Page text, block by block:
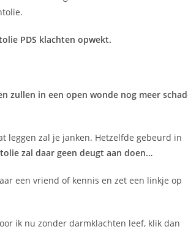
PDS klachten opwekt.
zullen in een open wonde nog meer
leggen zal je janken. Hetzelfde gebeurd in
zal daar geen deugt aan doen…
een vriend of kennis en zet een linkje op
ik nu zonder darmklachten leef, klik dan